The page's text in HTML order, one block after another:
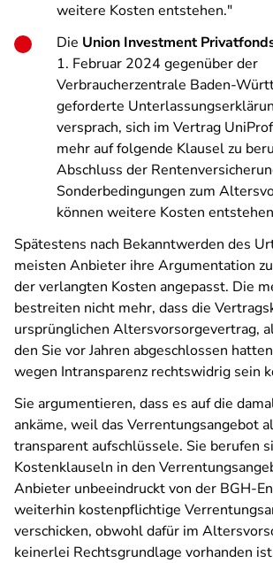
weitere Kosten entstehen."
Die Union Investment
1. Februar 2024 gegenüber der
Verbraucherzentrale Baden-
geforderte
versprach, sich im Vertrag
mehr auf folgende Klausel zu
Abschluss der
Sonderbedingungen zum
können weitere Kosten
Spätestens nach Bekanntwerden des
meisten Anbieter ihre Argumentation
der verlangten Kosten angepasst. Die
bestreiten nicht mehr, dass die
ursprünglichen Altersvorsorgevertrag,
den Sie vor Jahren abgeschlossen
wegen Intransparenz rechtswidrig sein
Sie argumentieren, dass es auf die
ankäme, weil das Verrentungsangebot
transparent aufschlüssele. Sie berufen
Kostenklauseln in den
Anbieter unbeeindruckt von der BGH-
weiterhin kostenpflichtige
verschicken, obwohl dafür im
keinerlei Rechtsgrundlage vorhanden